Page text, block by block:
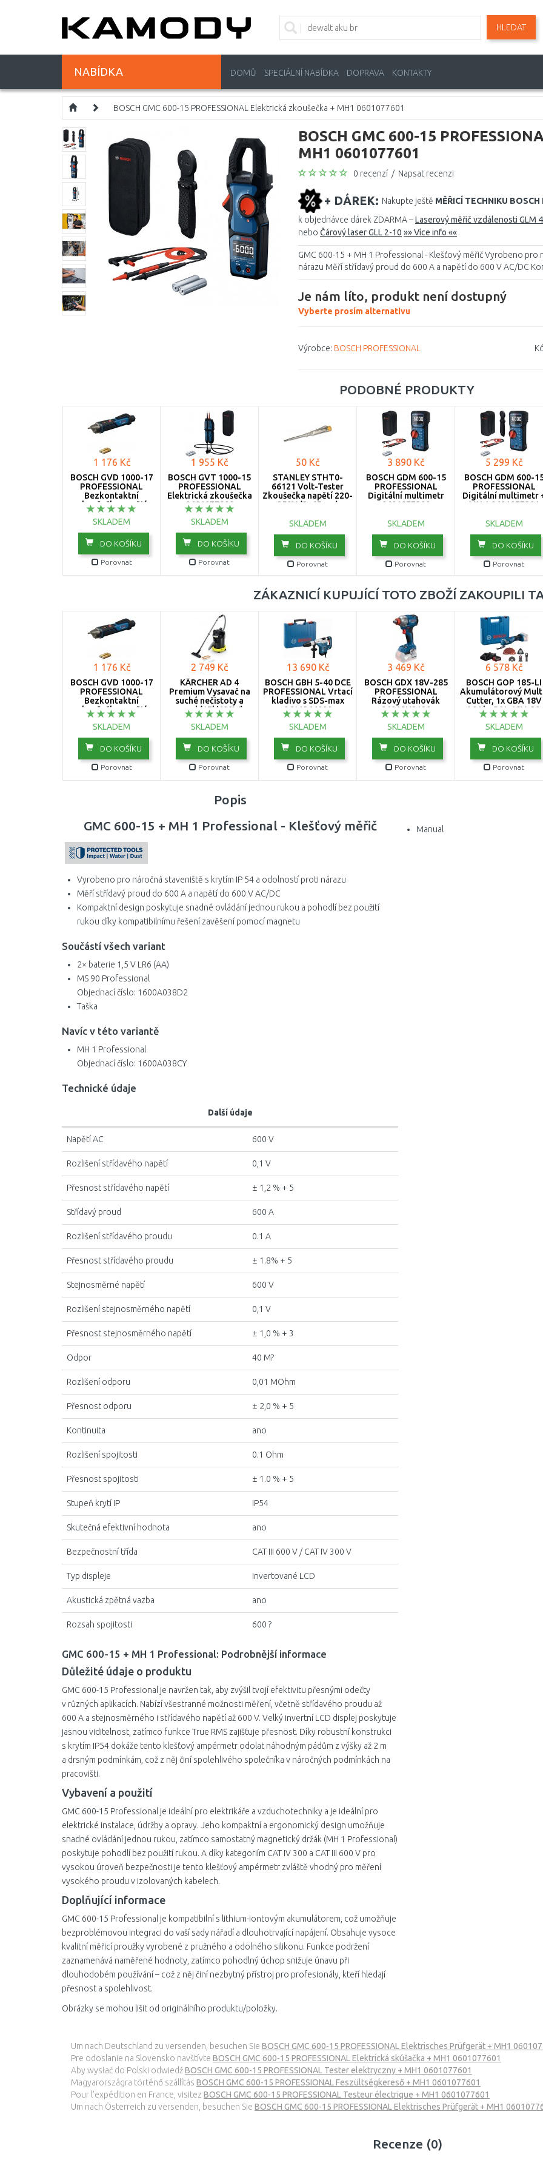
HLEDAT
NABÍDKA DOMŮ SPECIÁLNÍ NABÍDKA DOPRAVA KONTAKTY
BOSCH GMC 600-15 PROFESSIONAL Elektrická zkoušečka + MH1 0601077601
BOSCH GMC 600-15
MH1 0601077601
0 recenzí / Napsat recenzi
+ DÁREK: Nakupte ještě MĚŘICÍ TECHNIKU
k objednávce dárek ZDARMA –Laserový měřič vzdálenosti GLM
nebo Čárový laser GLL 2-10 »» Více info ««
GMC 600-15 + MH 1 Professional - Klešťový měřič Vyrobeno
nárazu Měří střídavý proud do 600 A a napětí do 600 V AC/DC
Je nám líto, produkt není dostupný
Vyberte prosím alternativu
Výrobce: BOSCH PROFESSIONAL
PODOBNÉ PRODUKTY
1 176 Kč
BOSCH GVD 1000-17
PROFESSIONAL
Bezkontaktní
zkoušečka napětí
0601077000
SKLADEM
DO KOŠÍKU
Porovnat
1 955 Kč
BOSCH GVT 1000-15
PROFESSIONAL
Elektrická zkoušečka
0601077800
SKLADEM
DO KOŠÍKU
Porovnat
50 Kč
STANLEY STHT0-
66121 Volt-Tester
Zkoušečka napětí 220-
250V (3x65mm)
SKLADEM
DO KOŠÍKU
Porovnat
3 890 Kč
BOSCH GDM 600-15
PROFESSIONAL
Digitální multimetr
0601077300
SKLADEM
DO KOŠÍKU
Porovnat
5 299 Kč
BOSCH GDM 600-
PROFESSIONAL
Digitální multimetr
MH 1 0601077301
SKLADEM
DO KOŠÍKU
Porovnat
ZÁKAZNICÍ KUPUJÍCÍ TOTO ZBOŽÍ ZAKOUPILI
1 176 Kč
BOSCH GVD 1000-17
PROFESSIONAL
Bezkontaktní
zkoušečka napětí
0601077000
SKLADEM
DO KOŠÍKU
Porovnat
2 749 Kč
KÄRCHER AD 4
Premium Vysavač na
suché nečistoty a
popel (17l/600W)
1.629-731.0
SKLADEM
DO KOŠÍKU
Porovnat
13 690 Kč
BOSCH GBH 5-40 DCE
PROFESSIONAL Vrtací
kladivo s SDS-max
0611264000
SKLADEM
DO KOŠÍKU
Porovnat
3 469 Kč
BOSCH GDX 18V-285
PROFESSIONAL
Rázový utahovák
06019N2120
SKLADEM
DO KOŠÍKU
Porovnat
6 578 Kč
BOSCH GOP 185-LI
Akumulátorový
Cutter, 1x GBA 18V
4.0Ah, GAL 18V-20,
kufr 06018G2021
SKLADEM
DO KOŠÍKU
Porovnat
Popis
GMC 600-15 + MH 1 Professional - Klešťový měřič
Vyrobeno pro náročná staveniště s krytím IP 54 a odolností proti nárazu
Měří střídavý proud do 600 A a napětí do 600 V AC/DC
Kompaktní design poskytuje snadné ovládání jednou rukou a pohodlí bez použití
rukou díky kompatibilnímu řešení zavěšení pomocí magnetu
Součástí všech variant
2× baterie 1,5 V LR6 (AA)
MS 90 Professional
Objednací číslo: 1600A038D2
Taška
Navíc v této variantě
MH 1 Professional
Objednací číslo: 1600A038CY
Technické údaje
Další údaje
Napětí AC 600 V
Rozlišení střídavého napětí 0,1 V
Přesnost střídavého napětí ± 1,2 % + 5
Střídavý proud 600 A
Rozlišení střídavého proudu 0.1 A
Přesnost střídavého proudu ± 1.8% + 5
Stejnosměrné napětí 600 V
Rozlišení stejnosměrného napětí 0,1 V
Přesnost stejnosměrného napětí ± 1,0 % + 3
Odpor 40 M?
Rozlišení odporu 0,01 MOhm
Přesnost odporu ± 2,0 % + 5
Kontinuita ano
Rozlišení spojitosti 0.1 Ohm
Přesnost spojitosti ± 1.0 % + 5
Stupeň krytí IP IP54
Skutečná efektivní hodnota ano
Bezpečnostní třída CAT III 600 V / CAT IV 300 V
Typ displeje Invertované LCD
Akustická zpětná vazba ano
Rozsah spojitosti 600 ?
GMC 600-15 + MH 1 Professional: Podrobnější informace
Důležité údaje o produktu
GMC 600-15 Professional je navržen tak, aby zvýšil tvojí efektivitu přesnými odečty
v různých aplikacích. Nabízí všestranné možnosti měření, včetně střídavého proudu až
600 A a stejnosměrného i střídavého napětí až 600 V. Velký invertní LCD displej poskytuje
jasnou viditelnost, zatímco funkce True RMS zajišťuje přesnost. Díky robustní konstrukci
s krytím IP54 dokáže tento klešťový ampérmetr odolat náhodným pádům z výšky až 2 m
a drsným podmínkám, což z něj činí spolehlivého společníka v náročných podmínkách na
pracovišti.
Vybavení a použití
GMC 600-15 Professional je ideální pro elektrikáře a vzduchotechniky a je ideální pro
elektrické instalace, údržby a opravy. Jeho kompaktní a ergonomický design umožňuje
snadné ovládání jednou rukou, zatímco samostatný magnetický držák (MH 1 Professional)
poskytuje pohodlí bez použití rukou. A díky kategoriím CAT IV 300 a CAT III 600 V pro
vysokou úroveň bezpečnosti je tento klešťový ampérmetr zvláště vhodný pro měření
vysokého proudu v izolovaných kabelech.
Doplňující informace
GMC 600-15 Professional je kompatibilní s lithium-iontovým akumulátorem, což umožňuje
bezproblémovou integraci do vaší sady nářadí a dlouhotrvající napájení. Obsahuje vysoce
kvalitní měřicí proužky vyrobené z pružného a odolného silikonu. Funkce podržení
zaznamenává naměřené hodnoty, zatímco pohodlný úchop snižuje únavu při
dlouhodobém používání – což z něj činí nezbytný přístroj pro profesionály, kteří hledají
přesnost a spolehlivost.
Obrázky se mohou lišit od originálního produktu/položky.
Manual
Um nach Deutschland zu versenden, besuchen Sie BOSCH GMC 600-15 PROFESSIONAL Elektrisches Prüfgerät + MH1
Pre odoslanie na Slovensko navštívte BOSCH GMC 600-15 PROFESSIONAL Elektrická skúšačka + MH1 0601077601
Aby wysłać do Polski odwiedźBOSCH GMC 600-15 PROFESSIONAL Tester elektryczny + MH1 0601077601
Magyarországra történő szállítás BOSCH GMC 600-15 PROFESSIONAL Feszültségkereső + MH1 0601077601
Pour l’expédition en France, visitez BOSCH GMC 600-15 PROFESSIONAL Testeur électrique + MH1 0601077601
Um nach Österreich zu versenden, besuchen Sie BOSCH GMC 600-15 PROFESSIONAL Elektrisches Prüfgerät + MH1
Recenze (0)